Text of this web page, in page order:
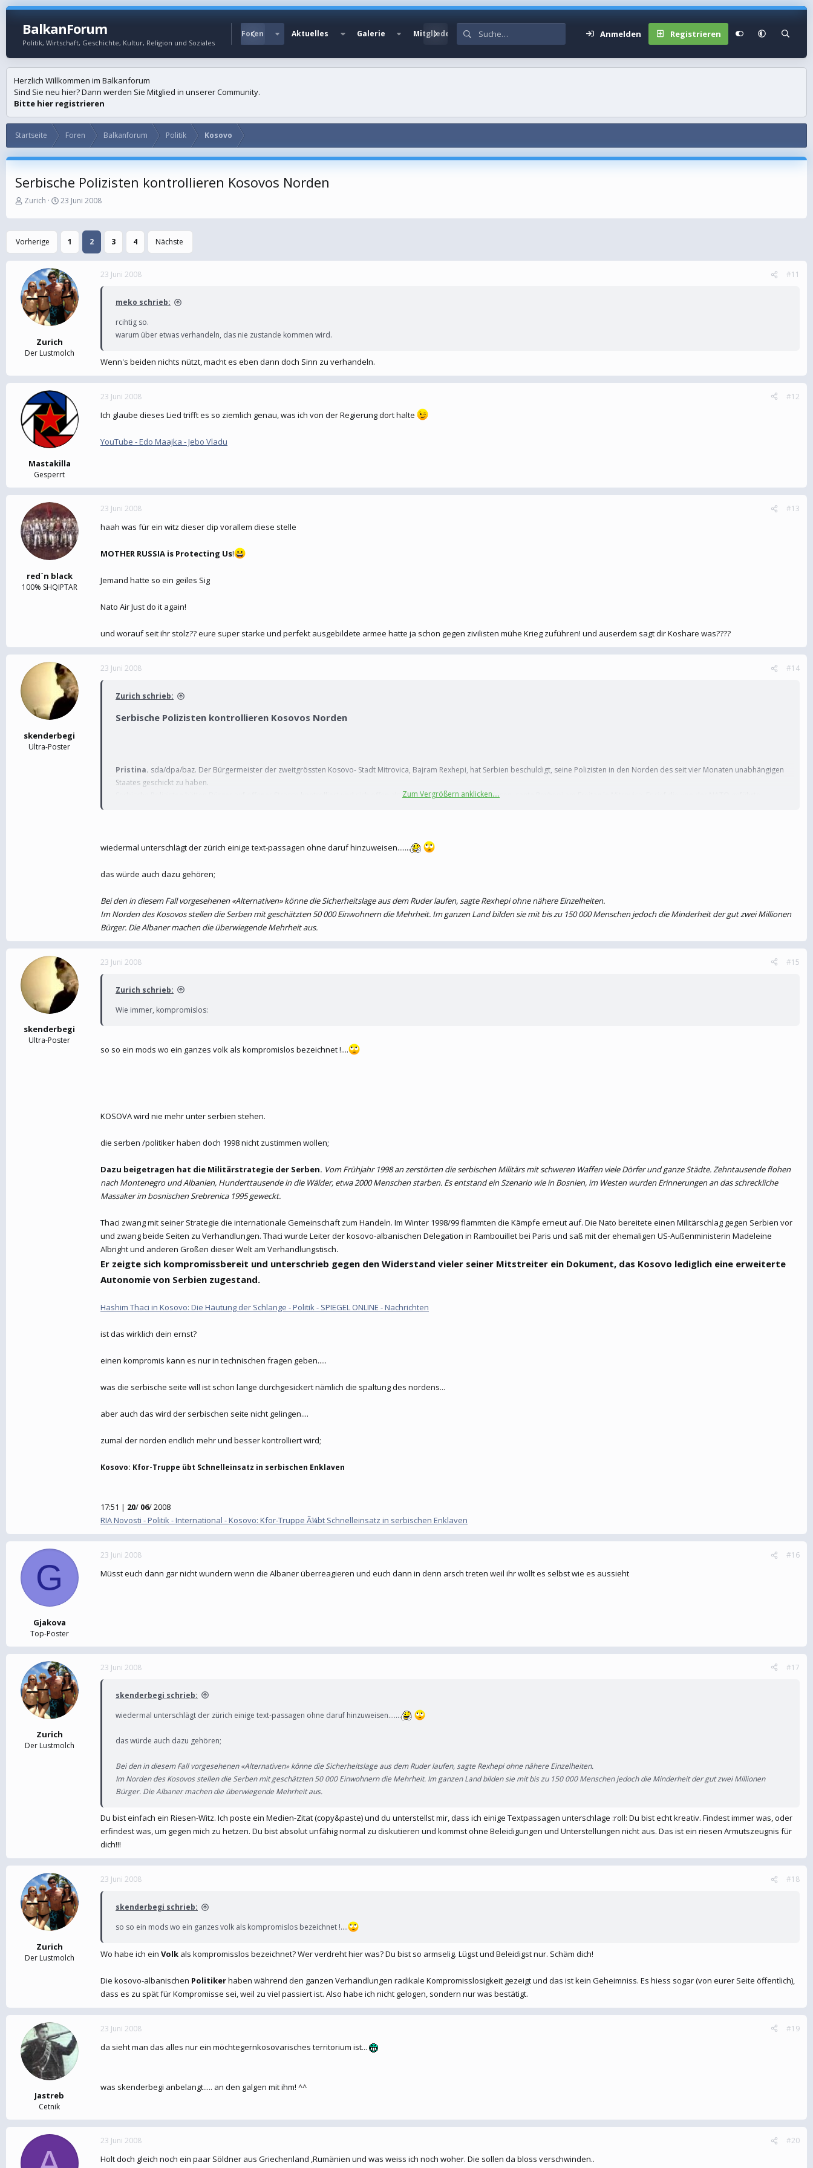
BalkanForum
Politik, Wirtschaft, Geschichte, Kultur, Religion und Soziales
Foren Aktuelles Galerie Mitglieder Anmelden Registrieren
Herzlich Willkommen im Balkanforum
Sind Sie neu hier? Dann werden Sie Mitglied in unserer Community.
Bitte hier registrieren
Startseite Foren Balkanforum Politik Kosovo
Serbische Polizisten kontrollieren Kosovos Norden
E
s
t
e
l
e
r
Zurich
E
s
t
t
a
m
23 Juni 2008
Vorherige 1 2 3 4 Nächste
Zurich
Der Lustmolch
23 Juni 2008 #11
meko schrieb:
rcihtig so.
warum über etwas verhandeln, das nie zustande kommen wird.
Wenn's beiden nichts nützt, macht es eben dann doch Sinn zu verhandeln.
Mastakilla
Gesperrt
23 Juni 2008 #12
Ich glaube dieses Lied trifft es so ziemlich genau, was ich von der Regierung dort halte
YouTube - Edo Maajka - Jebo Vladu
red`n black
100% SHQIPTAR
23 Juni 2008 #13
haah was für ein witz dieser clip vorallem diese stelle
MOTHER RUSSIA is Protecting Us!
Jemand hatte so ein geiles Sig
Nato Air Just do it again!
und worauf seit ihr stolz?? eure super starke und perfekt ausgebildete armee hatte ja schon gegen zivilisten mühe Krieg zuführen! und auserdem sagt dir Koshare was????
skenderbegi
Ultra-Poster
23 Juni 2008 #14
Zurich schrieb:
Serbische Polizisten kontrollieren Kosovos Norden
Pristina. sda/dpa/baz. Der Bürgermeister der zweitgrössten Kosovo- Stadt Mitrovica, Bajram Rexhepi, hat Serbien beschuldigt, seine Polizisten in den Norden des seit vier Monaten unabhängigen
Staates geschickt zu haben.
Serbische Polizisten hätten Bürger auf offener Strasse kontrolliert und sich offen als Vertreter Belgrads ausgewiesen, sagte Rexhepi am Freitag in Mitrovica. Er rief die von der NATO geführte
Der Bürgermeister warnte die UNO-Kosovo-Verwaltung (UNMIK), dass die albanische Bevölkerungsmehrheit ihre Zurückhaltung aufgeben könnte, sollte Serbien weiter mit Polizisten im Norden des
Kosovos vertreten bleiben.
Zum Vergrößern anklicken....
wiedermal unterschlägt der zürich einige text-passagen ohne daruf hinzuweisen.......
das würde auch dazu gehören;
Bei den in diesem Fall vorgesehenen «Alternativen» könne die Sicherheitslage aus dem Ruder laufen, sagte Rexhepi ohne nähere Einzelheiten.
Im Norden des Kosovos stellen die Serben mit geschätzten 50 000 Einwohnern die Mehrheit. Im ganzen Land bilden sie mit bis zu 150 000 Menschen jedoch die Minderheit der gut zwei Millionen
Bürger. Die Albaner machen die überwiegende Mehrheit aus.
skenderbegi
Ultra-Poster
23 Juni 2008 #15
Zurich schrieb:
Wie immer, kompromislos:
so so ein mods wo ein ganzes volk als kompromislos bezeichnet !....
KOSOVA wird nie mehr unter serbien stehen.
die serben /politiker haben doch 1998 nicht zustimmen wollen;
Dazu beigetragen hat die Militärstrategie der Serben. Vom Frühjahr 1998 an zerstörten die serbischen Militärs mit schweren Waffen viele Dörfer und ganze Städte. Zehntausende flohen
nach Montenegro und Albanien, Hunderttausende in die Wälder, etwa 2000 Menschen starben. Es entstand ein Szenario wie in Bosnien, im Westen wurden Erinnerungen an das schreckliche
Massaker im bosnischen Srebrenica 1995 geweckt.
Thaci zwang mit seiner Strategie die internationale Gemeinschaft zum Handeln. Im Winter 1998/99 flammten die Kämpfe erneut auf. Die Nato bereitete einen Militärschlag gegen Serbien vor
und zwang beide Seiten zu Verhandlungen. Thaci wurde Leiter der kosovo-albanischen Delegation in Rambouillet bei Paris und saß mit der ehemaligen US-Außenministerin Madeleine
Albright und anderen Großen dieser Welt am Verhandlungstisch.
Er zeigte sich kompromissbereit und unterschrieb gegen den Widerstand vieler seiner Mitstreiter ein Dokument, das Kosovo lediglich eine erweiterte
Autonomie von Serbien zugestand.
Hashim Thaci in Kosovo: Die Häutung der Schlange - Politik - SPIEGEL ONLINE - Nachrichten
ist das wirklich dein ernst?
einen kompromis kann es nur in technischen fragen geben.....
was die serbische seite will ist schon lange durchgesickert nämlich die spaltung des nordens...
aber auch das wird der serbischen seite nicht gelingen....
zumal der norden endlich mehr und besser kontrolliert wird;
Kosovo: Kfor-Truppe übt Schnelleinsatz in serbischen Enklaven
17:51 | 20/ 06/ 2008
RIA Novosti - Politik - International - Kosovo: Kfor-Truppe Ã¼bt Schnelleinsatz in serbischen Enklaven
G
Gjakova
Top-Poster
23 Juni 2008 #16
Müsst euch dann gar nicht wundern wenn die Albaner überreagieren und euch dann in denn arsch treten weil ihr wollt es selbst wie es aussieht
Zurich
Der Lustmolch
23 Juni 2008 #17
skenderbegi schrieb:
wiedermal unterschlägt der zürich einige text-passagen ohne daruf hinzuweisen.......
das würde auch dazu gehören;
Bei den in diesem Fall vorgesehenen «Alternativen» könne die Sicherheitslage aus dem Ruder laufen, sagte Rexhepi ohne nähere Einzelheiten.
Im Norden des Kosovos stellen die Serben mit geschätzten 50 000 Einwohnern die Mehrheit. Im ganzen Land bilden sie mit bis zu 150 000 Menschen jedoch die Minderheit der gut zwei Millionen
Bürger. Die Albaner machen die überwiegende Mehrheit aus.
Du bist einfach ein Riesen-Witz. Ich poste ein Medien-Zitat (copy&paste) und du unterstellst mir, dass ich einige Textpassagen unterschlage :roll: Du bist echt kreativ. Findest immer was, oder
erfindest was, um gegen mich zu hetzen. Du bist absolut unfähig normal zu diskutieren und kommst ohne Beleidigungen und Unterstellungen nicht aus. Das ist ein riesen Armutszeugnis für
dich!!!
Zurich
Der Lustmolch
23 Juni 2008 #18
skenderbegi schrieb:
so so ein mods wo ein ganzes volk als kompromislos bezeichnet !....
Wo habe ich ein Volk als kompromisslos bezeichnet? Wer verdreht hier was? Du bist so armselig. Lügst und Beleidigst nur. Schäm dich!
Die kosovo-albanischen Politikerhaben während den ganzen Verhandlungen radikale Kompromisslosigkeit gezeigt und das ist kein Geheimniss. Es hiess sogar (von eurer Seite öffentlich),
dass es zu spät für Kompromisse sei, weil zu viel passiert ist. Also habe ich nicht gelogen, sondern nur was bestätigt.
Jastreb
Cetnik
23 Juni 2008 #19
da sieht man das alles nur ein möchtegernkosovarisches territorium ist...
was skenderbegi anbelangt..... an den galgen mit ihm! ^^
23 Juni 2008 #20
Holt doch gleich noch ein paar Söldner aus Griechenland ,Rumänien und was weiss ich noch woher. Die sollen da bloss verschwinden..